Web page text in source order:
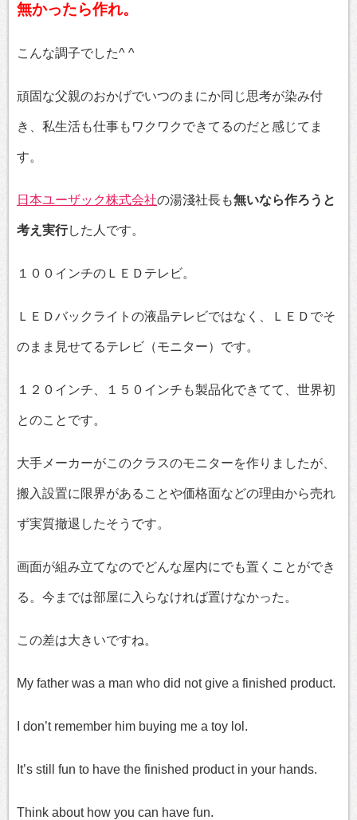
無かったら作れ。
こんな調子でした^ ^
頑固な父親のおかげでいつのまにか同じ思考が染み付
き、私生活も仕事もワクワクできてるのだと感じてま
す。
日本ユーザック株式会社の湯淺社長も無いなら作ろうと
考え実行した人です。
１００インチのＬＥＤテレビ。
ＬＥＤバックライトの液晶テレビではなく、ＬＥＤでそ
のまま見せてるテレビ（モニター）です。
１２０インチ、１５０インチも製品化できてて、世界初
とのことです。
大手メーカーがこのクラスのモニターを作りましたが、
搬入設置に限界があることや価格面などの理由から売れ
ず実質撤退したそうです。
画面が組み立てなのでどんな屋内にでも置くことができ
る。今までは部屋に入らなければ置けなかった。
この差は大きいですね。
My father was a man who did not give a finished product.
I don’t remember him buying me a toy lol.
It’s still fun to have the finished product in your hands.
Think about how you can have fun.